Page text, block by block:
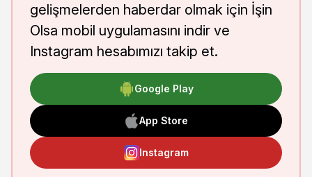
gelişmelerden haberdar olmak için İşin
Olsa mobil uygulamasını indir ve
Instagram hesabımızı takip et.
Google Play
App Store
Instagram